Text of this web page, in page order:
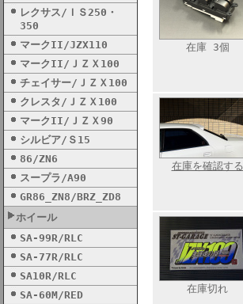
レクサス/ＩＳ250・
350
マークII/JZX110
マークII/ＪＺＸ100
チェイサー/ＪＺＸ100
クレスタ/ＪＺＸ100
マークII/ＪＺＸ90
シルビア/Ｓ15
86/ZN6
スープラ/A90
GR86_ZN8/BRZ_ZD8
ホイール
SA-99R/RLC
SA-77R/RLC
SA10R/RLC
SA-60M/RED
在庫 3個
在庫を確認する
在庫切れ